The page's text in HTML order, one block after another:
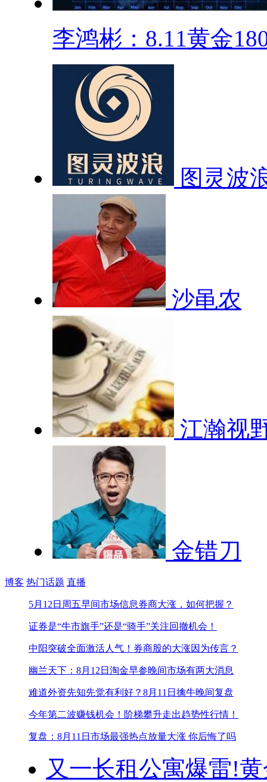
李鸿彬：8.11黄金
图灵波
沙黾农
江瀚视
金错刀
博客 热门话题 直播
5月12日周五早间市场信息券商大涨，如何把握？
证券是“牛市旗手”还是“骑手”关注回撤机会！
中阳突破全面激活人气！ 券商股的大涨因为传言？
幽兰天下：8月12日淘金早参晚间市场有两大消息
难道外资先知先觉有利好？ 8月11日擒牛晚间复盘
今年第二波赚钱机会！ 阶梯攀升走出趋势性行情！
复盘：8月11日市场最强热点放量大涨 你后悔了吗
又一长租公寓爆雷!